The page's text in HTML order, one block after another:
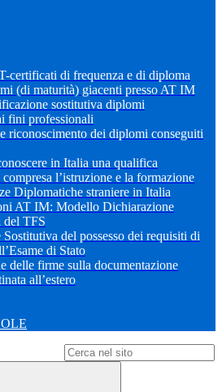
certificati di frequenza e di diploma
(di maturità) giacenti presso AT IM
sostitutiva diplomi
fini professionali
riconoscimento dei diplomi conseguiti
in Italia una qualifica
l’istruzione e la formazione
Diplomatiche straniere in Italia
AT IM: Modello Dichiarazione
TFS
del possesso dei requisiti di
di Stato
delle firme sulla documentazione
all’estero